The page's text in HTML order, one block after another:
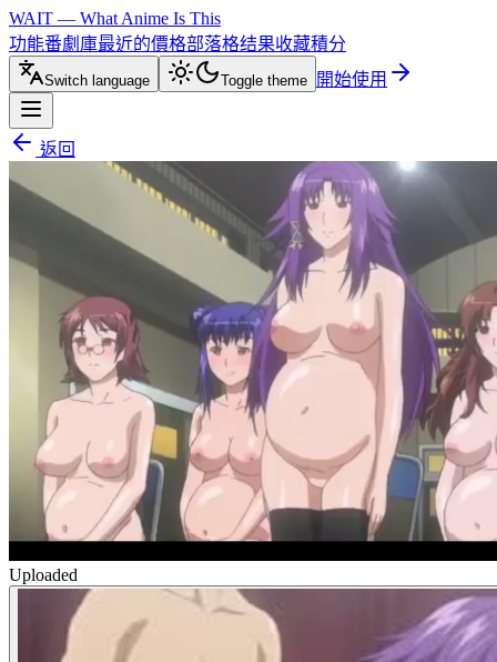
WAIT — What Anime Is This
功能番劇庫最近的價格部落格结果收藏積分
Switch language Toggle theme 開始使用
返回
Uploaded